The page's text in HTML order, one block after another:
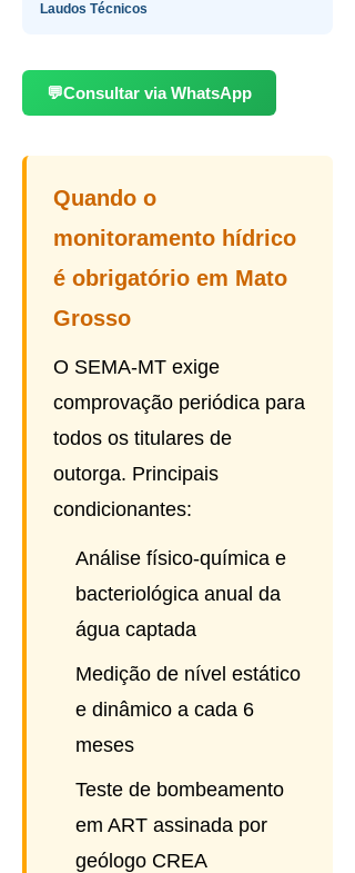
Laudos Técnicos
💬Consultar via WhatsApp
Quando o
monitoramento hídrico
é obrigatório em Mato
Grosso
O SEMA-MT exige
comprovação periódica para
todos os titulares de
outorga. Principais
condicionantes:
Análise físico-química e
bacteriológica anual da
água captada
Medição de nível estático
e dinâmico a cada 6
meses
Teste de bombeamento
em ART assinada por
geólogo CREA